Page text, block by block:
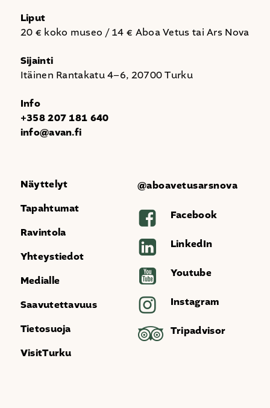
Liput
20 € koko museo / 14 € Aboa Vetus tai Ars Nova
Sijainti
Itäinen Rantakatu 4–6, 20700 Turku
Info
+358 207 181 640
info@avan.fi
Näyttelyt
Tapahtumat
Ravintola
Yhteystiedot
Medialle
Saavutettavuus
Tietosuoja
VisitTurku
@aboavetusarsnova
Facebook
LinkedIn
Youtube
Instagram
Tripadvisor